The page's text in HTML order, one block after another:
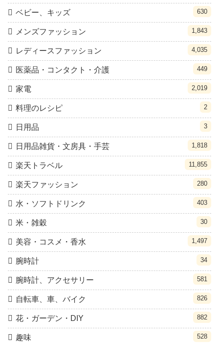
ベビー、キッズ 630
メンズファッション 1,843
レディースファッション 4,035
医薬品・コンタクト・介護 449
家電 2,019
料理のレシピ 2
日用品 3
日用品雑貨・文房具・手芸 1,818
楽天トラベル 11,855
楽天ファッション 280
水・ソフトドリンク 403
米・雑穀 30
美容・コスメ・香水 1,497
腕時計 34
腕時計、アクセサリー 581
自転車、車、バイク 826
花・ガーデン・DIY 882
趣味 528